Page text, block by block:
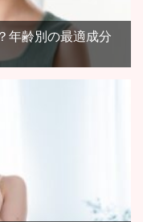
年齢別の最適成分